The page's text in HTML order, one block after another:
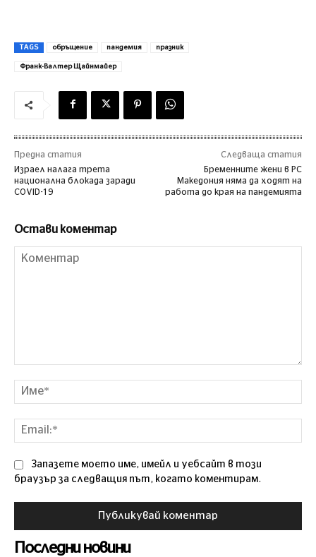
TAGS обръщение пандемия празник
Франк-Валтер Щайнмайер
Предна статия
Израел налага трета
национална блокада заради
COVID-19
Следваща статия
Бременните жени в РС
Македония няма да ходят на
работа до края на пандемията
Остави коментар
Запазете моето име, имейл и уебсайт в този
браузър за следващия път, когато коментирам.
Последни новини